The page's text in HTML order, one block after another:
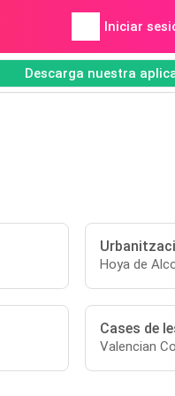
Iniciar
Descarga nuestra
Hoya de
Cases de
Valencian